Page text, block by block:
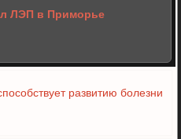
ЛЭП в Приморье
развитию болезни